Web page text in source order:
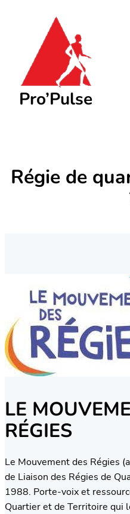
Pro’Pulse
Régie de
LE
RÉGIES
Le Mouvement des Régies
de Liaison des Régies de
1988. Porte-voix et
Quartier et de Territoire qui